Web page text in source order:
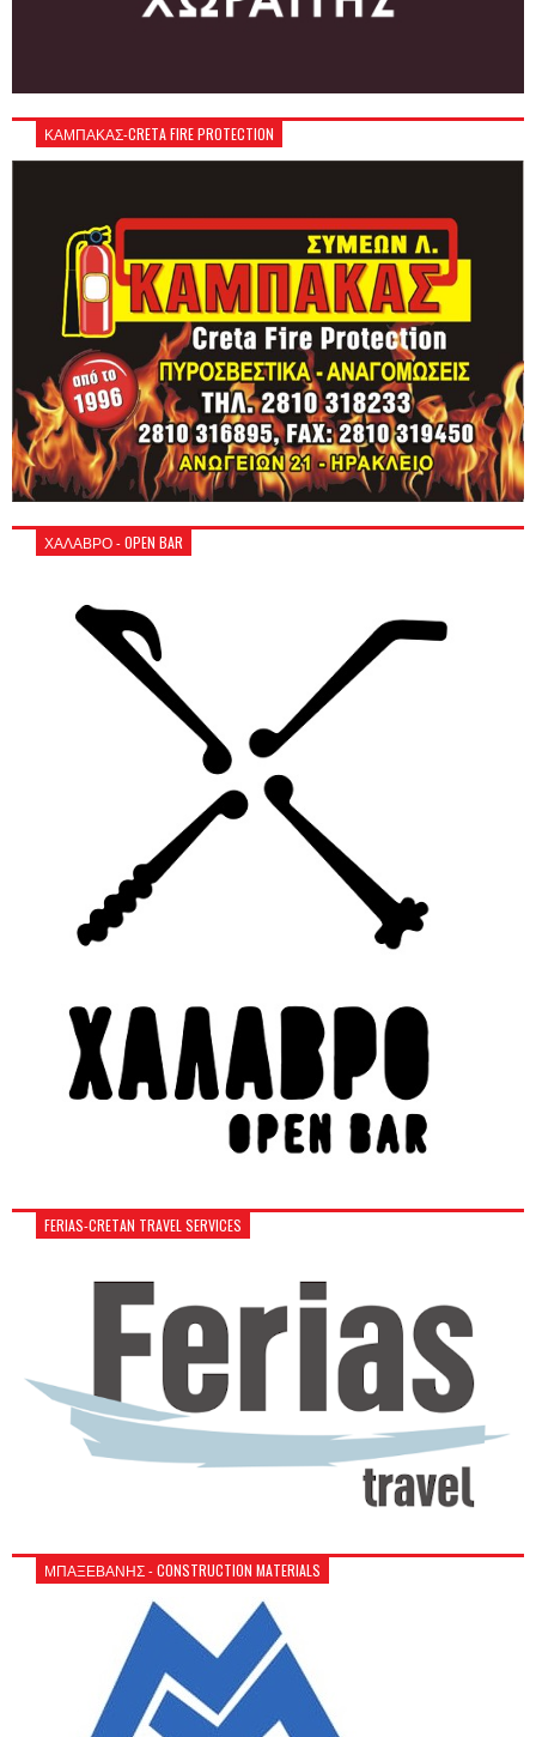
ΚΑΜΠΑΚΑΣ-CRETA FIRE PROTECTION
ΧΑΛΑΒΡΟ - OPEN BAR
FERIAS-CRETAN TRAVEL SERVICES
ΜΠΑΞΕΒΑΝΗΣ - CONSTRUCTION MATERIALS